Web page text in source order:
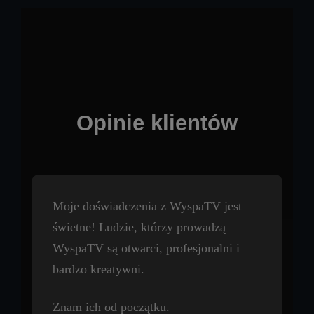
Opinie klientów
Z czystym sumieniem moge polecić
WYSPA TV super miejsce do
promowania swojego biznesu?
Profesjonalizm na poziomie PRO
Pozytywna energia Pani Maria Anna